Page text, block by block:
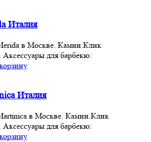
Италия
в Москве. Камин.Клик
для барбекю:
Италия
в Москве. Камин.Клик
для барбекю: